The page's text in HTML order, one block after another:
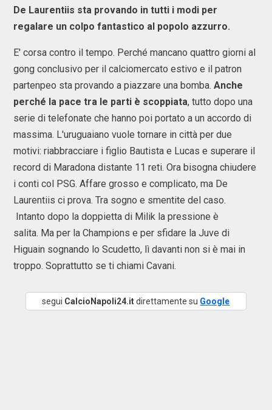
De Laurentiis sta provando in tutti i modi per
regalare un colpo fantastico al popolo azzurro.
E' corsa contro il tempo. Perché mancano quattro giorni al
gong conclusivo per il calciomercato estivo e il patron
partenpeo sta provando a piazzare una bomba. Anche
perché la pace tra le parti è scoppiata, tutto dopo una
serie di telefonate che hanno poi portato a un accordo di
massima. L'uruguaiano vuole tornare in città per due
motivi: riabbracciare i figlio Bautista e Lucas e superare il
record di Maradona distante 11 reti. Ora bisogna chiudere
i conti col PSG. Affare grosso e complicato, ma De
Laurentiis ci prova. Tra sogno e smentite del caso.
Intanto dopo la doppietta di Milik la pressione è
salita. Ma per la Champions e per sfidare la Juve di
Higuain sognando lo Scudetto, lì davanti non si è mai in
troppo. Soprattutto se ti chiami Cavani.
segui CalcioNapoli24.itdirettamente su Google